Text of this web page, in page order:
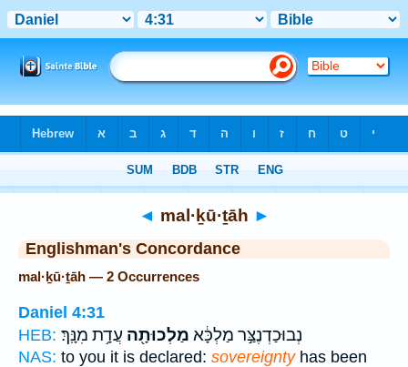
◄ mal·ḵū·ṯāh ►
Englishman's Concordance
mal·ḵū·ṯāh — 2 Occurrences
Daniel 4:31
HEB:
נְבוּכַדְנֶצַּ֣ר מַלְכָּ֔א מַלְכוּתָ֖ה עֲדָ֥ת מִנָּֽךְ׃
NAS: to you it is declared: sovereigntyhas been